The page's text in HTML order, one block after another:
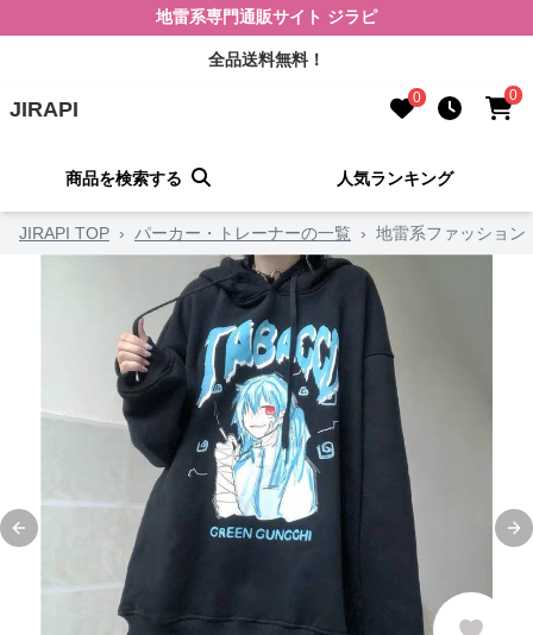
地雷系専門通販サイト ジラピ
全品送料無料！
JIRAPI 0 0
商品を検索する 人気ランキング
JIRAPI TOP › パーカー・トレーナーの一覧 › 地雷系ファッショ
Previous slide